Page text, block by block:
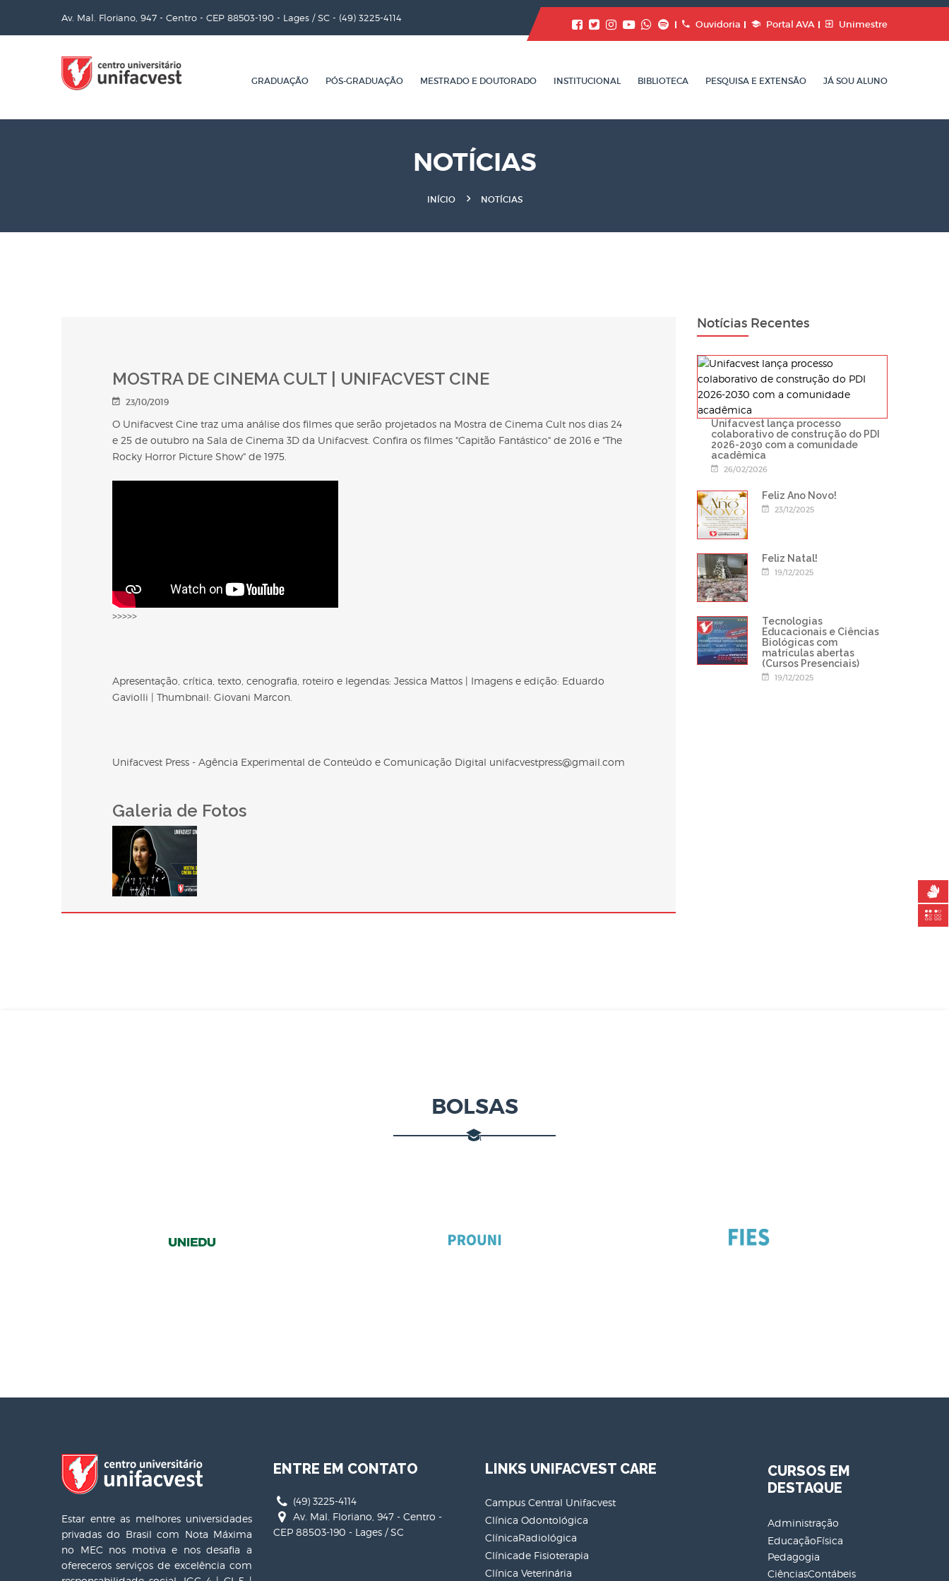
Av. Mal. Floriano, 947 - Centro - CEP 88503-190 - Lages / SC - (49) 3225-4114
Ouvidoria Portal AVA Unimestre
GRADUAÇÃO PÓS-GRADUAÇÃO MESTRADO E DOUTORADO INSTITUCIONAL BIBLIOTECA PESQUISA E EXTENSÃO JÁ SOU ALUNO
NOTÍCIAS
INÍCIO NOTÍCIAS
MOSTRA DE CINEMA CULT | UNIFACVEST CINE
23/10/2019
O Unifacvest Cine traz uma análise dos filmes que serão projetados na Mostra de Cinema Cult nos dias 24
e 25 de outubro na Sala de Cinema 3D da Unifacvest. Confira os filmes "Capitão Fantástico" de 2016 e "The
Rocky Horror Picture Show" de 1975.
>>>>>
Apresentação, crítica, texto, cenografia, roteiro e legendas: Jessica Mattos | Imagens e edição: Eduardo
Gaviolli | Thumbnail: Giovani Marcon.
Unifacvest Press - Agência Experimental de Conteúdo e Comunicação Digital unifacvestpress@gmail.com
Galeria de Fotos
Notícias Recentes
Unifacvest lança processo
colaborativo de construção do PDI
2026-2030 com a comunidade
acadêmica
26/02/2026
Feliz Ano Novo!
23/12/2025
Feliz Natal!
19/12/2025
Tecnologias
Educacionais e Ciências
Biológicas com
matrículas abertas
(Cursos Presenciais)
19/12/2025
BOLSAS
Estar entre as melhores universidades
privadas do Brasil com Nota Máxima
no MEC nos motiva e nos desafia a
ofereceros serviços de excelência com
ENTRE EM CONTATO
(49) 3225-4114
Av. Mal. Floriano, 947 - Centro -
CEP 88503-190 - Lages / SC
LINKS UNIFACVEST CARE
Campus Central Unifacvest
Clínica Odontológica
ClínicaRadiológica
Clínicade Fisioterapia
Clínica Veterinária
CURSOS EM
DESTAQUE
Administração
EducaçãoFísica
Pedagogia
CiênciasContábeis